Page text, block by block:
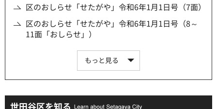
区のおしらせ「せたがや」令和6年1月1日号（7面）
区のおしらせ「せたがや」令和6年1月1日号（8～
11面「おしらせ」）
もっと見る
世田谷区を知る